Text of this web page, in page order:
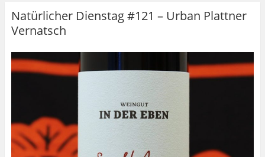
Natürlicher Dienstag #121 – Urban Plattner
Vernatsch